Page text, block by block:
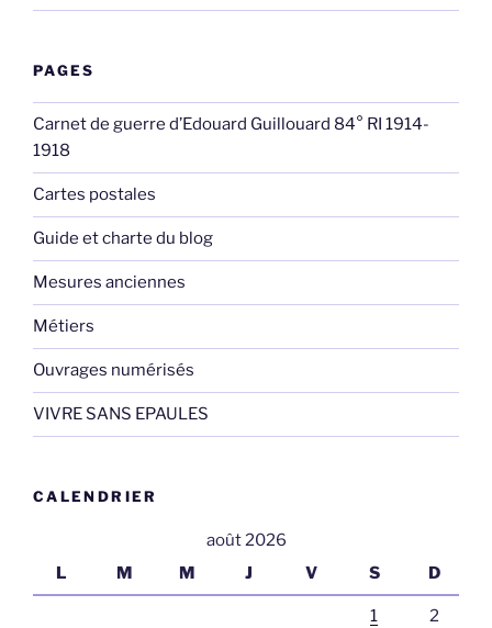
PAGES
Carnet de guerre d’Edouard Guillouard 84° RI 1914-
1918
Cartes postales
Guide et charte du blog
Mesures anciennes
Métiers
Ouvrages numérisés
VIVRE SANS EPAULES
CALENDRIER
août 2026
L
M M J V S D
1 2